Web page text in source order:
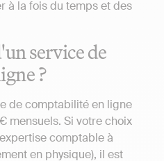
à la fois du temps et des
service de
?
de comptabilité en ligne
mensuels. Si votre choix
comptable à
en physique), il est